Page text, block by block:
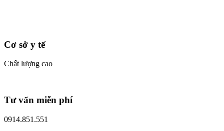
Cơ sở y tế
Chất lượng cao
Tư vấn miễn phí
0914.851.551